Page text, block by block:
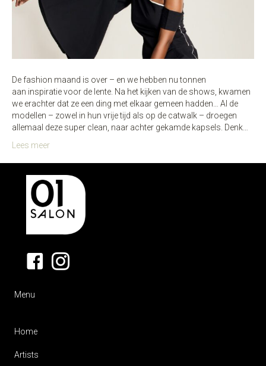
De fashion maand is over – en we hebben nu tonnen
aan inspiratie voor de lente. Na het kijken van de shows, kwamen
we erachter dat ze een ding met elkaar gemeen hadden… Al de
modellen – zowel in hun vrije tijd als op de catwalk – droegen
allemaal deze super clean, naar achter gekamde kapsels. Denk…
Lees meer
Menu
Home
Artists